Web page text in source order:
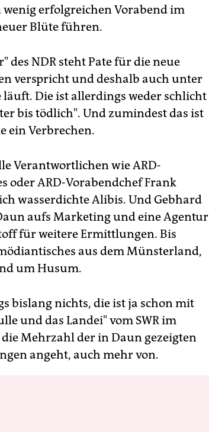
erfolgreichen Vorabend im
Blüte führen.
des NDR steht Pate für die neue
verspricht und deshalb auch unter
Die ist allerdings weder schlicht
bis tödlich". Und zumindest das ist
ein Verbrechen.
Verantwortlichen wie ARD-
oder ARD-Vorabendchef Frank
wasserdichte Alibis. Und Gebhard
aufs Marketing und eine Agentur
für weitere Ermittlungen. Bis
aus dem Münsterland,
um Husum.
bislang nichts, die ist ja schon mit
und das Landei" vom SWR im
Mehrzahl der in Daun gezeigten
angeht, auch mehr von.